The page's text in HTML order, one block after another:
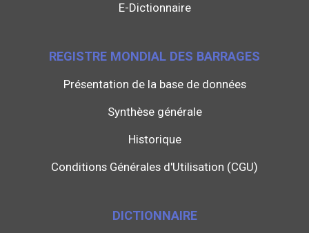
E-Dictionnaire
REGISTRE MONDIAL DES BARRAGES
Présentation de la base de données
Synthèse générale
Historique
Conditions Générales d'Utilisation (CGU)
DICTIONNAIRE